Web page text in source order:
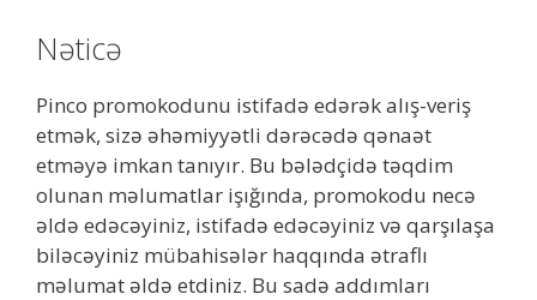
Nəticə
Pinco promokodunu istifadə edərək alış-veriş
etmək, sizə əhəmiyyətli dərəcədə qənaət
etməyə imkan tanıyır. Bu bələdçidə təqdim
olunan məlumatlar işığında, promokodu necə
əldə edəcəyiniz, istifadə edəcəyiniz və qarşılaşa
biləcəyiniz mübahisələr haqqında ətraflı
məlumat əldə etdiniz. Bu sadə addımları